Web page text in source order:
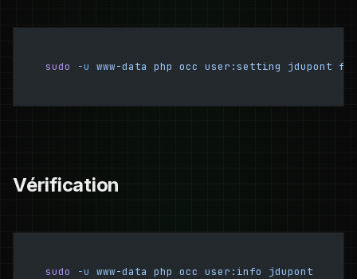
sudo -u www-data php occ user:setting jdupont
Vérification
sudo -u www-data php occ user:info jdupont